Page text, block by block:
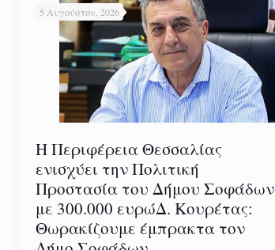
5 Αυγούστου, 2026
Η Περιφέρεια Θεσσαλίας
ενισχύει την Πολιτική
Προστασία του Δήμου Σοφάδων
με 300.000 ευρώΔ. Κουρέτας:
Θωρακίζουμε έμπρακτα τον